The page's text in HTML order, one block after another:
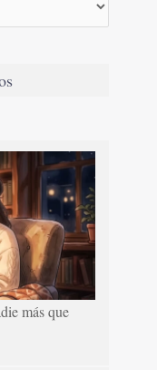
más que